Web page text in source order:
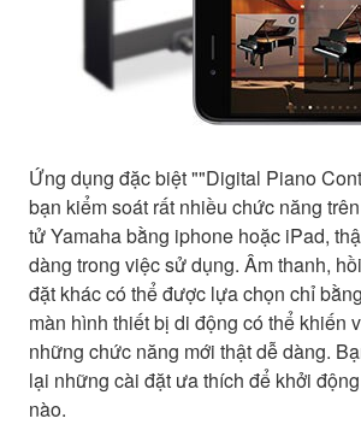
Ứng dụng đặc biệt ""Digital Piano
bạn kiểm soát rất nhiều chức năng
tử Yamaha bằng iphone hoặc iPad,
dàng trong việc sử dụng. Âm thanh,
đặt khác có thể được lựa chọn chỉ
màn hình thiết bị di động có thể khiến
những chức năng mới thật dễ dàng.
lại những cài đặt ưa thích để khởi
nào.